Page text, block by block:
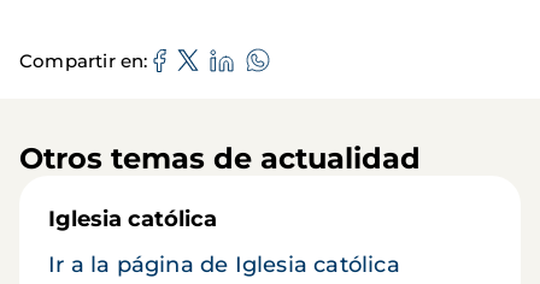
Compartir en
Otros temas de actualidad
Iglesia católica
Ir a la página de Iglesia católica